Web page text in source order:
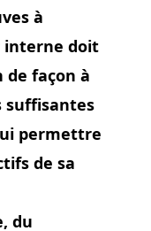
à
interne doit
de façon à
suffisantes
permettre
de sa
du